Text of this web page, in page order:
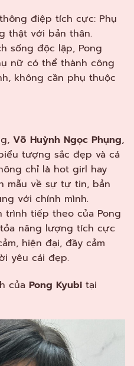
điệp tích cực: Phụ
thật với bản thân.
sống độc lập, Pong
nữ có thể thành công
không cần phụ thuộc
Võ Huỳnh Ngọc Phụng,
tượng sắc đẹp và cá
chỉ là hot girl hay
mẫu về sự tự tin, bản
với chính mình.
trình tiếp theo của Pong
năng lượng tích cực
hiện đại, đầy cảm
yêu cái đẹp.
của Pong Kyubi tại